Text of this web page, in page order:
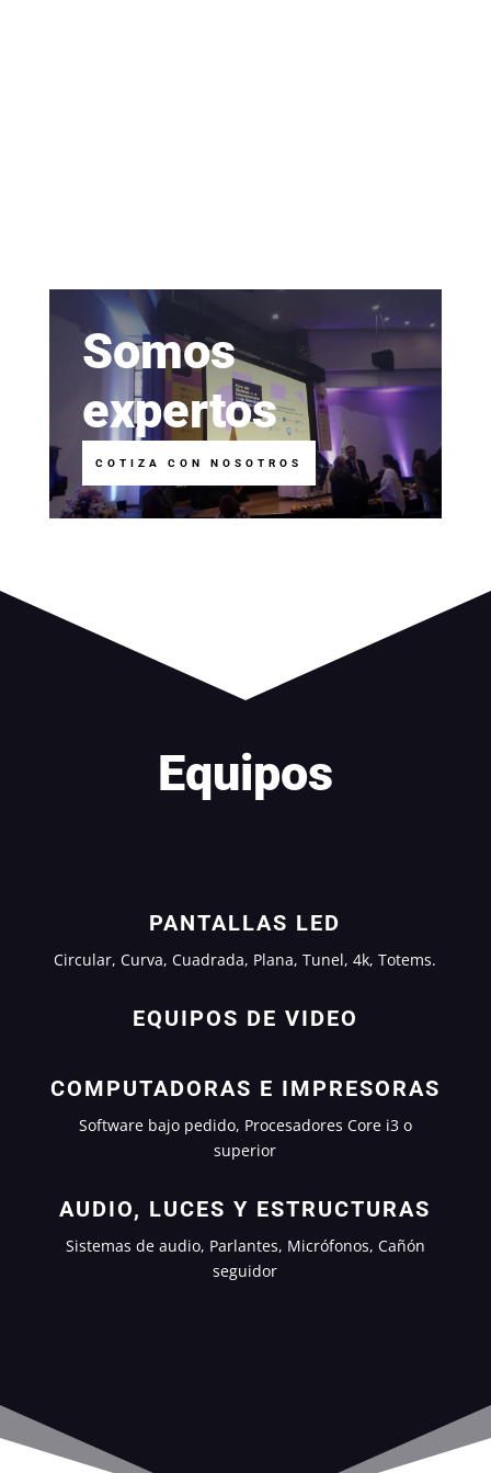
Somos
expertos
COTIZA CON NOSOTROS
Equipos
PANTALLAS LED
Circular, Curva, Cuadrada, Plana, Tunel, 4k, Totems.
EQUIPOS DE VIDEO
COMPUTADORAS E IMPRESORAS
Software bajo pedido, Procesadores Core i3 o
superior
AUDIO, LUCES Y ESTRUCTURAS
Sistemas de audio, Parlantes, Micrófonos, Cañón
seguidor